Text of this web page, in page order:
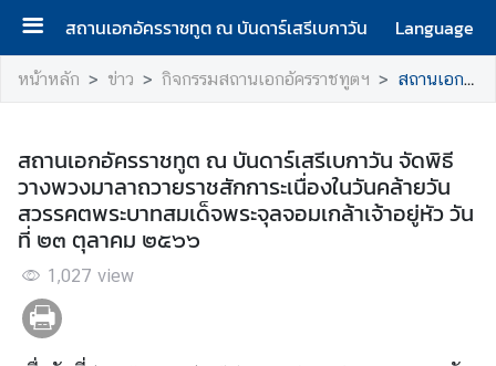
สถานเอกอัครราชทูต ณ บันดาร์เสรีเบกาวัน
Language
ห
ห
ลั
ก
เ
กี่
ย
ว
กั
หน้าหลัก ข่าว กิจกรรมสถานเอกอัครราชทูตฯ สถานเอกอัครราชทูต ณ บันดาร์เสรีเบกาวัน จัดพิธีวางพวงมาลาถวายราชสักการะเนื่องในวันคล้ายวันสวรรคตพระบาทสมเด็จพระจุลจอมเกล้าเจ้าอยู่หัว วันที่ ๒๓ ตุลาคม ๒๕๖๖
สถานเอกอัครราชทูต ณ บันดาร์เสรีเบกาวัน จัดพิธี
วางพวงมาลาถวายราชสักการะเนื่องในวันคล้ายวัน
สวรรคตพระบาทสมเด็จพระจุลจอมเกล้าเจ้าอยู่หัว วัน
ที่ ๒๓ ตุลาคม ๒๕๖๖
1,027 view